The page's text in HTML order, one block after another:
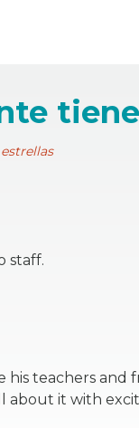
staff.
his teachers and
about it with